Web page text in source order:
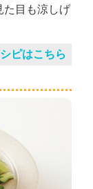
た目も涼しげ
ピはこちら